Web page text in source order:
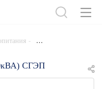
-
СГЭП